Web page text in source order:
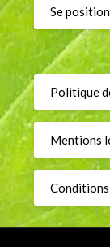
Se
Politique
Mentions